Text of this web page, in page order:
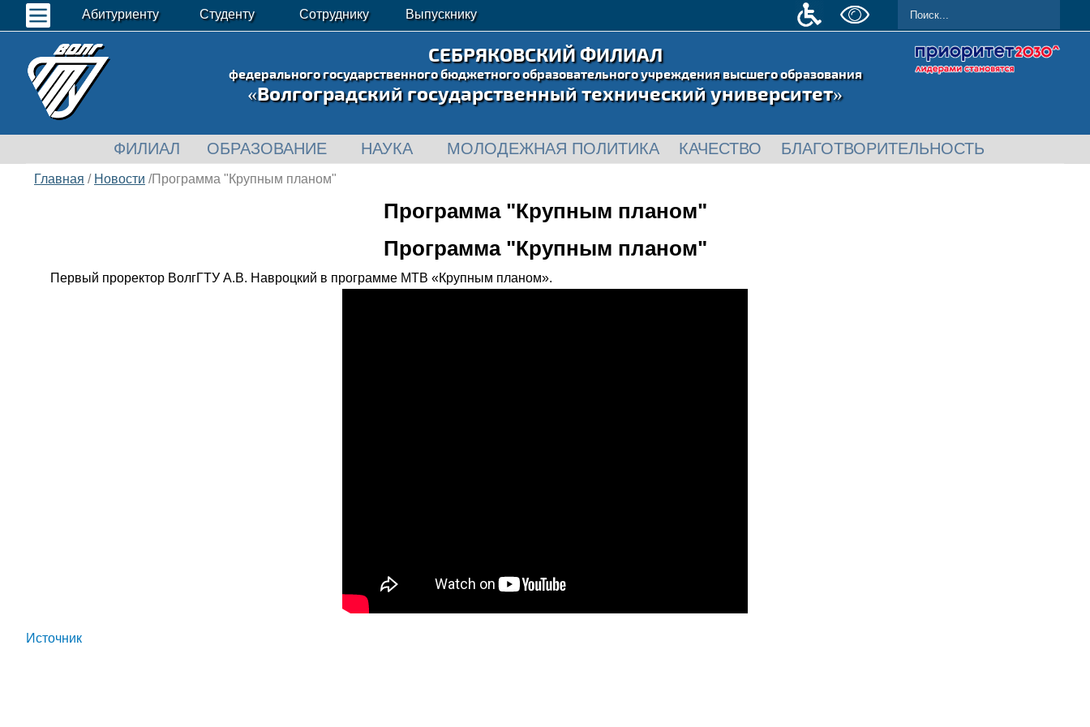
Абитуриенту Студенту Сотруднику Выпускнику
СЕБРЯКОВСКИЙ ФИЛИАЛ
федерального государственного бюджетного образовательного учреждения высшего образования
«Волгоградский государственный технический университет»
ФИЛИАЛ ОБРАЗОВАНИЕ НАУКА МОЛОДЕЖНАЯ ПОЛИТИКА КАЧЕСТВО БЛАГОТВОРИТЕЛЬНОСТЬ
Главная / Новости /Программа "Крупным планом"
Программа "Крупным планом"
Программа "Крупным планом"
Первый проректор ВолгГТУ А.В. Навроцкий в программе МТВ «Крупным планом».
Источник